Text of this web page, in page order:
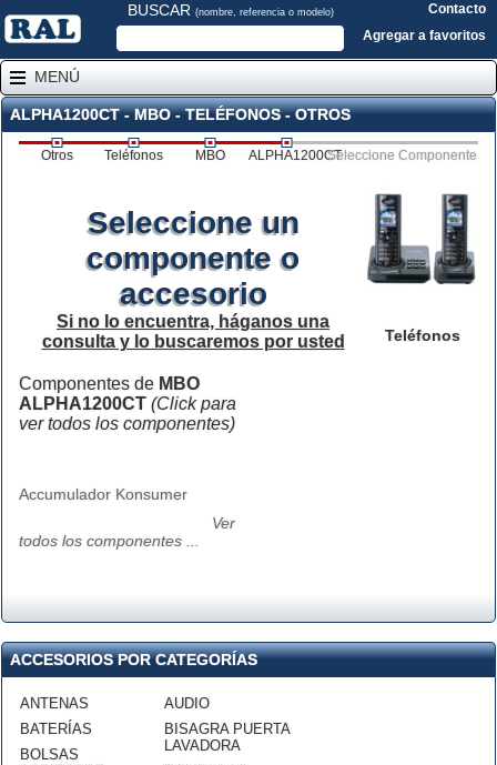
BUSCAR (nombre, referencia o modelo)
Contacto
Agregar a favoritos
MENÚ
ALPHA1200CT - MBO - TELÉFONOS - OTROS
Otros Teléfonos MBO ALPHA1200CTSeleccione Componente
Teléfonos
Seleccione un
componente o
accesorio
Si no lo encuentra, háganos una
consulta y lo buscaremos por usted
Componentes de MBO
ALPHA1200CT (Click para
ver todos los componentes)
Accumulador Konsumer
Ver
todos los componentes ...
ACCESORIOS POR CATEGORÍAS
ANTENAS
BATERÍAS
BOLSAS
AUDIO
BISAGRA PUERTA
LAVADORA